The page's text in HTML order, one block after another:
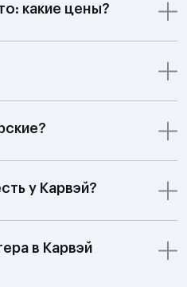
какие цены?
у Карвэй?
в Карвэй